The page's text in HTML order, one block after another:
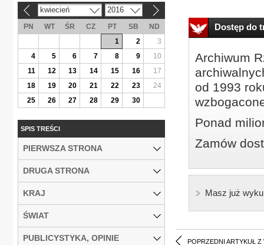
Dostęp do
Archiwum
od 1993
Ponad
Zamów
Masz już
POPRZEDNI ARTYKUŁ Z
kwiecień 2016
PN WT ŚR CZ PT SB
ND
1
2
3
4
5 6 7 8 9
10
11
12 13 14 15 16
17
18
19 20 21 22 23
24
25
26 27 28 29 30
SPIS TREŚCI
PIERWSZA STRONA
DRUGA STRONA
KRAJ
ŚWIAT
PUBLICYSTYKA, OPINIE